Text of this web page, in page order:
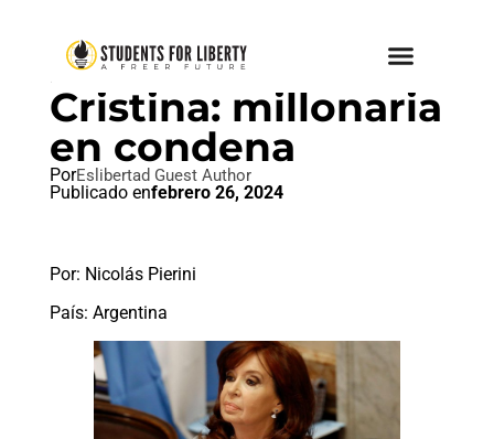
POPULISMO
Cristina: millonaria
en condena
PorEslibertad Guest Author
Publicado enfebrero 26, 2024
Por: Nicolás Pierini
País: Argentina